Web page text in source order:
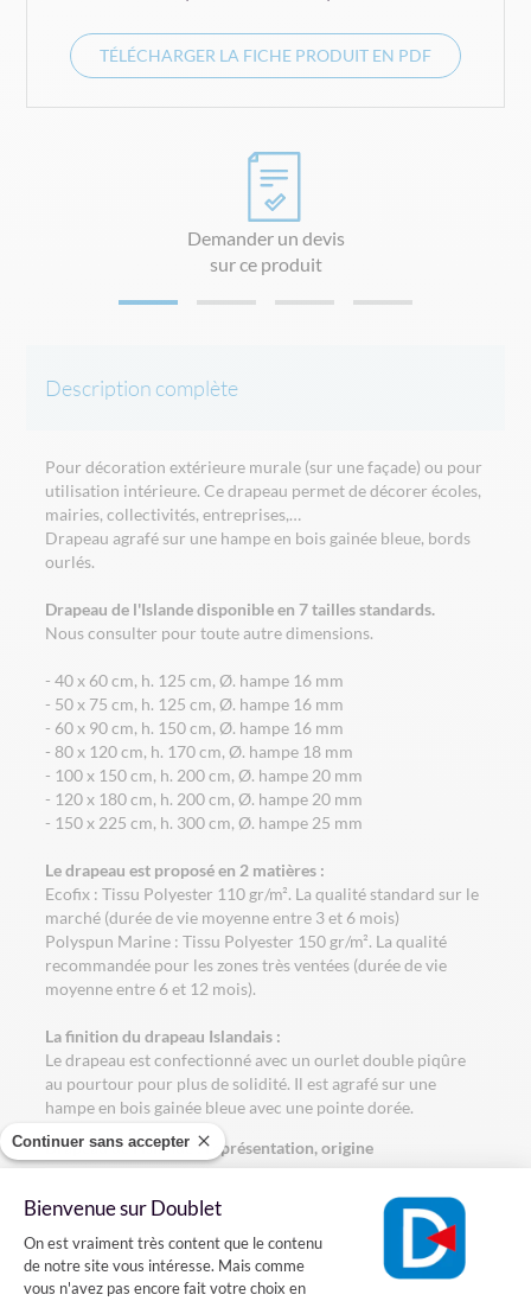
Continuer sans accepter
Bienvenue sur Doublet
Plateforme de Gestion du
On est vraiment très content que le contenu
de notre site vous intéresse. Mais comme
vous n'avez pas encore fait votre choix en
TÉLÉCHARGER LA FICHE PRODUIT EN PDF
Demander un devis
sur ce produit
Description complète
Pour décoration extérieure murale (sur une façade) ou pour
utilisation intérieure. Ce drapeau permet de décorer écoles,
mairies, collectivités, entreprises,…
Drapeau agrafé sur une hampe en bois gainée bleue, bords
ourlés.
Drapeau de l'Islande disponible en 7 tailles standards.
Nous consulter pour toute autre dimensions.
- 40 x 60 cm, h. 125 cm, Ø. hampe 16 mm
- 50 x 75 cm, h. 125 cm, Ø. hampe 16 mm
- 60 x 90 cm, h. 150 cm, Ø. hampe 16 mm
- 80 x 120 cm, h. 170 cm, Ø. hampe 18 mm
- 100 x 150 cm, h. 200 cm, Ø. hampe 20 mm
- 120 x 180 cm, h. 200 cm, Ø. hampe 20 mm
- 150 x 225 cm, h. 300 cm, Ø. hampe 25 mm
Le drapeau est proposé en 2 matières :
Ecofix : Tissu Polyester 110 gr/m². La qualité standard sur le
marché (durée de vie moyenne entre 3 et 6 mois)
Polyspun Marine : Tissu Polyester 150 gr/m². La qualité
recommandée pour les zones très ventées (durée de vie
moyenne entre 6 et 12 mois).
La finition du drapeau Islandais :
Le drapeau est confectionné avec un ourlet double piqûre
au pourtour pour plus de solidité. Il est agrafé sur une
hampe en bois gainée bleue avec une pointe dorée.
Drapeau de l'Islande : représentation, origine
Le drapeau Islandais est composé de 3 couleurs : bleu, rouge
et blanc.
Les couleurs représentent la géographie du pays. Le rouge :
éruptions de lave volcans. Le blanc : glaciers et montagnes.
Le bleu : le ciel, la mer et l'eau. Il est composé d'un fond bleu,